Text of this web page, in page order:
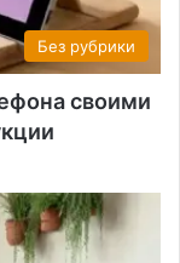
Без рубрики
своими